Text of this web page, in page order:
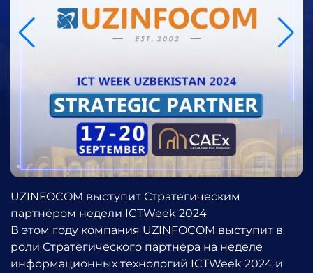
UZINFOCOM выступит Стратегическим
партнёром недели ICTWeek 2024
В этом году компания UZINFOCOM выступит в
роли Стратегического партнёра на неделе
информационных технологий ICTWeek 2024 и